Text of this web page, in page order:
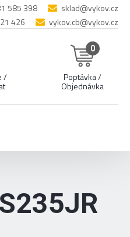
585 398
sklad@vykov.cz
426 vykov.cb@vykov.cz
/
0
Poptávka /
Objednávka